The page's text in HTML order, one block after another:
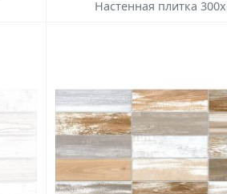
Настенная плитка